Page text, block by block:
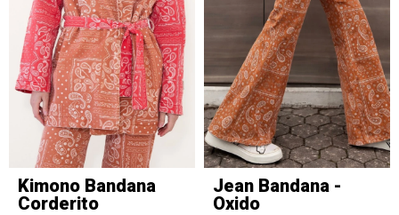
Kimono Bandana
Corderito
Jean Bandana -
Oxido